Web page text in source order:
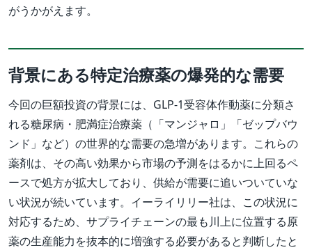
がうかがえます。
背景にある特定治療薬の爆発的な需要
今回の巨額投資の背景には、GLP-1受容体作動薬に分類さ
れる糖尿病・肥満症治療薬（「マンジャロ」「ゼップバウ
ンド」など）の世界的な需要の急増があります。これらの
薬剤は、その高い効果から市場の予測をはるかに上回るペ
ースで処方が拡大しており、供給が需要に追いついていな
い状況が続いています。イーライリリー社は、この状況に
対応するため、サプライチェーンの最も川上に位置する原
薬の生産能力を抜本的に増強する必要があると判断したと